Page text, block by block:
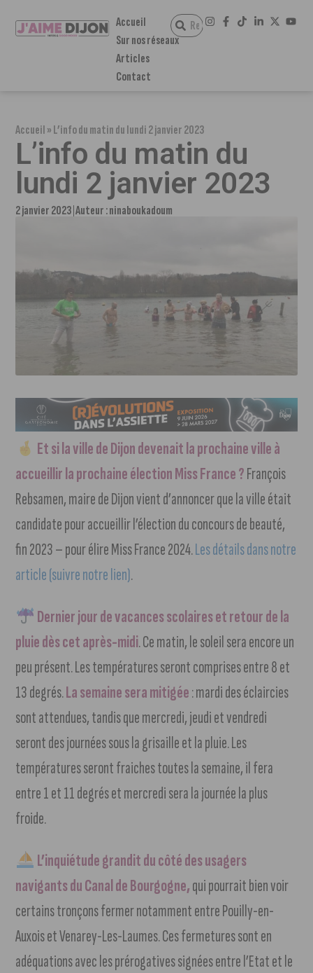
Accueil
Sur nos réseaux
Articles
Contact
Accueil»L’info du matin du lundi 2 janvier 2023
L’info du matin du
lundi 2 janvier 2023
2 janvier 2023 Auteur :ninaboukadoum
Et si la ville de Dijon devenait la prochaine ville à
accueillir la prochaine élection Miss France ?François
Rebsamen, maire de Dijon vient d’annoncer que la ville était
candidate pour accueillir l’élection du concours de beauté,
fin 2023 – pour élire Miss France 2024.Les détails dans notre
article (suivre notre lien).
Dernier jour de vacances scolaires et retour de la
pluie dès cet après-midi. Ce matin, le soleil sera encore un
peu présent. Les températures seront comprises entre 8 et
13 degrés.La semaine sera mitigée: mardi des éclaircies
sont attendues, tandis que mercredi, jeudi et vendredi
seront des journées sous la grisaille et la pluie. Les
températures seront fraiches toutes la semaine, il fera
entre 1 et 11 degrés et mercredi sera la journée la plus
froide.
L’inquiétude grandit du côté des usagers
navigants du Canal de Bourgogne,qui pourrait bien voir
certains tronçons fermer notamment entre Pouilly-en-
Auxois et Venarey-Les-Laumes. Ces fermetures sont en
adéquations avec les prérogatives signées entre l’Etat et le